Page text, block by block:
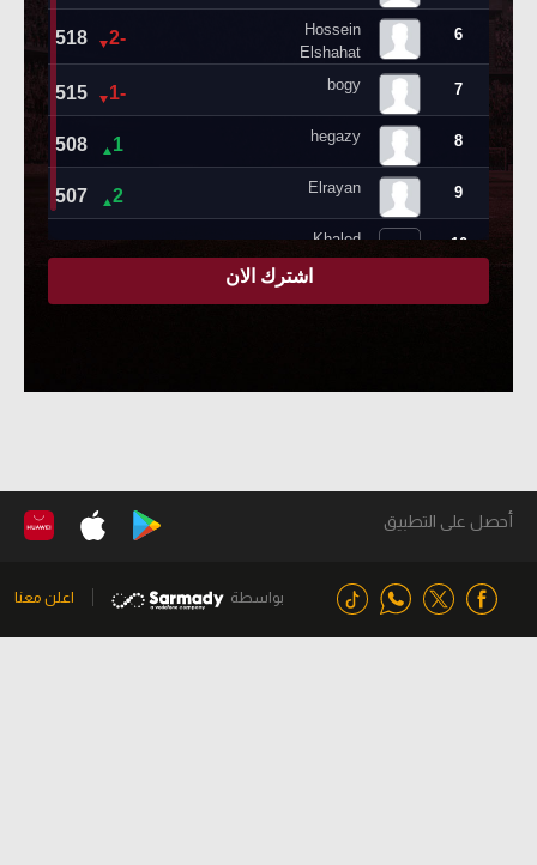
أحصل على التطبيق
بواسطة اعلن معنا